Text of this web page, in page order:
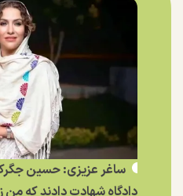
ساغر عزیزی: حسین
دادگاه شهادت دادند که من